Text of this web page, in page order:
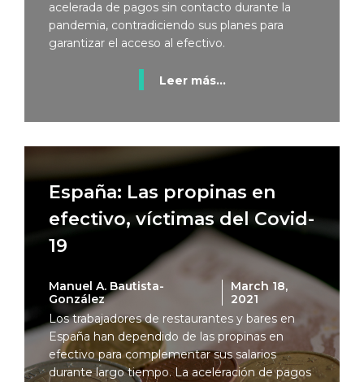
acelerada de pagos sin contacto durante la
pandemia, contradiciendo sus planes para
garantizar el acceso al efectivo.
Leer más...
España: Las propinas en
efectivo, víctimas del Covid-
19
Manuel A. Bautista-
González
March 18,
2021
Los trabajadores de restaurantes y bares en
España han dependido de las propinas en
efectivo para complementar sus salarios
durante largo tiempo. La aceleración de pagos